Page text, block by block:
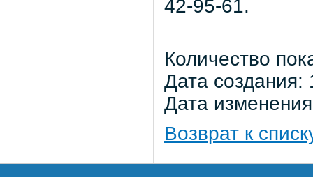
42-95-61.
Количество
Дата
Дата
Возврат к